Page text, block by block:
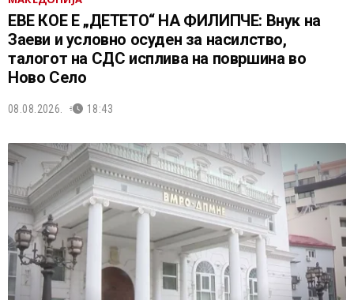
ЕВЕ КОЕ Е „ДЕТЕТО“ НА ФИЛИПЧЕ: Внук на
Заеви и условно осуден за насилство,
талогот на СДС исплива на површина во
Ново Село
08.08.2026. 18:43